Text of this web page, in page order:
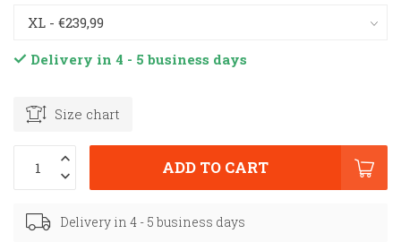
Delivery in 4 - 5 business days
Size chart
ADD TO CART
Delivery in 4 - 5 business days